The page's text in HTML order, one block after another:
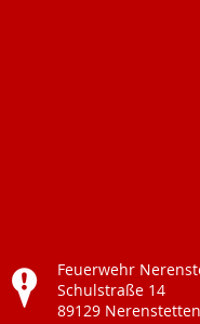
Feuerwehr
Schulstraße 14
89129 Nerenstetten